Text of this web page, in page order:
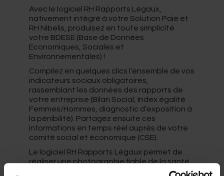
Avec le logiciel RH Rapports Légaux,
nativement intégré à votre Solution Paie et
RH Nibelis, produisez en toute simplicité
votre BDESE (Base de Données
Economiques, Sociales et
Environnementales) !
Compilez en quelques clics l’ensemble de vos
indicateurs sociaux obligatoires,
rassemblant les données des rapports de
votre entreprise (Bilan Social, Index égalité
Femmes/Hommes, diagnostic d’exposition à
la pénibilité). Partagez ensuite ces
informations en temps réel auprès de votre
comité social et économique (CSE).
Le logiciel RH Rapports Légaux permet de
réaliser une photographie fiable de la santé
sociale de votre entreprise. Intégré au SIRH